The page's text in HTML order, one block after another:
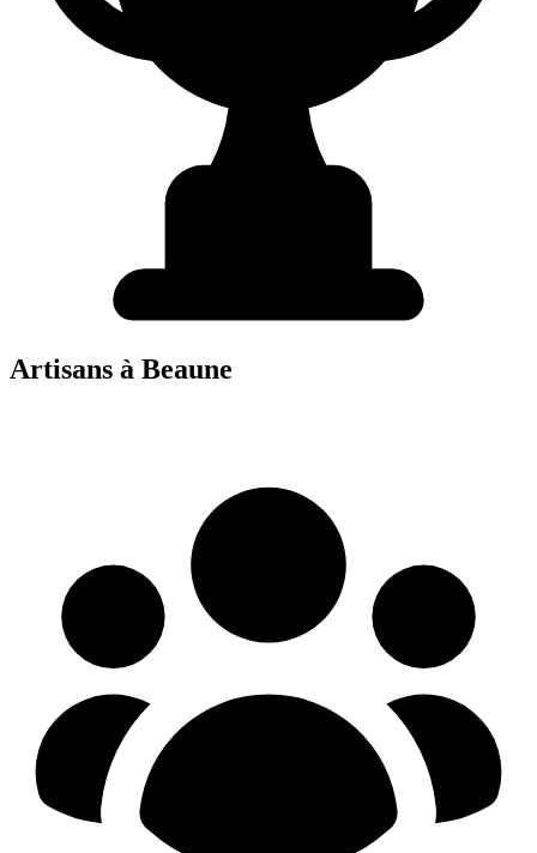
Artisans à Beaune